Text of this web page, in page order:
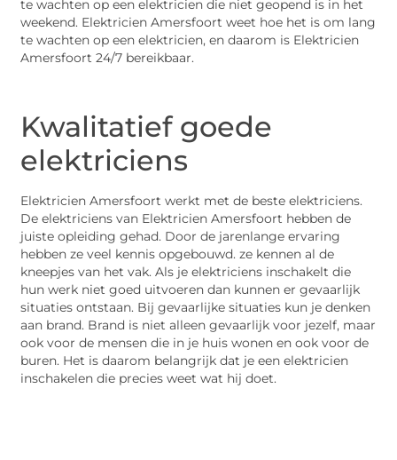
te wachten op een elektricien die niet geopend is in het
weekend. Elektricien Amersfoort weet hoe het is om lang
te wachten op een elektricien, en daarom is Elektricien
Amersfoort 24/7 bereikbaar.
Kwalitatief goede
elektriciens
Elektricien Amersfoort werkt met de beste elektriciens.
De elektriciens van Elektricien Amersfoort hebben de
juiste opleiding gehad. Door de jarenlange ervaring
hebben ze veel kennis opgebouwd. ze kennen al de
kneepjes van het vak. Als je elektriciens inschakelt die
hun werk niet goed uitvoeren dan kunnen er gevaarlijk
situaties ontstaan. Bij gevaarlijke situaties kun je denken
aan brand. Brand is niet alleen gevaarlijk voor jezelf, maar
ook voor de mensen die in je huis wonen en ook voor de
buren. Het is daarom belangrijk dat je een elektricien
inschakelen die precies weet wat hij doet.